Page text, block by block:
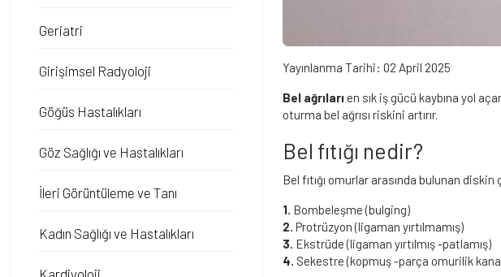
Geriatri
Girişimsel Radyoloji
Göğüs Hastalıkları
Göz Sağlığı ve Hastalıkları
İleri Görüntüleme ve Tanı
Kadın Sağlığı ve Hastalıkları
Yayınlanma Tarihi: 02 April 2025
Bel ağrılarıen sık iş gücü kaybına yol
oturma bel ağrısı riskini artırır.
Bel fıtığı nedir?
Bel fıtığı omurlar arasında bulunan diskin
1. Bombeleşme (bulging)
2. Protrüzyon (ligaman yırtılmamış)
3. Ekstrüde (ligaman yırtılmış -patlamış)
4. Sekestre (kopmuş -parça omurilik